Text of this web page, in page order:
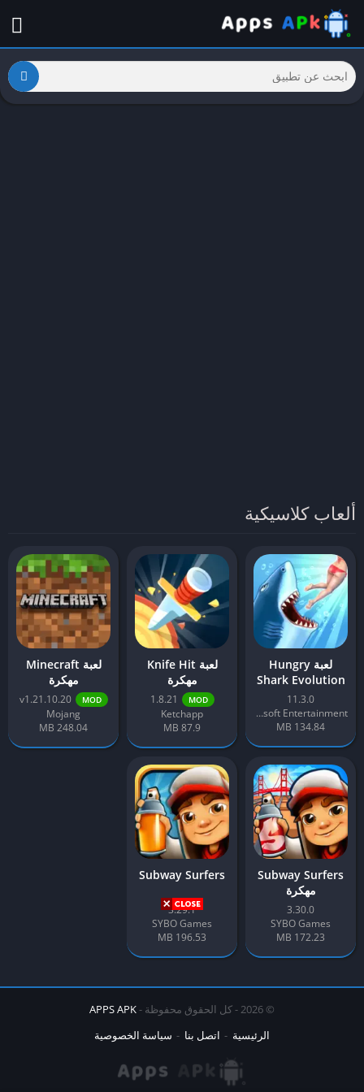
ألعاب كلاسيكية
لعبة Hungry
Shark Evolution
مهكرة
11.3.0
Ubisoft Entertainment
134.84 MB
لعبة Knife Hit
مهكرة
MOD
1.8.21
Ketchapp
87.9 MB
لعبة Minecraft
مهكرة
MOD
v1.21.10.20
Mojang
248.04 MB
Subway Surfers
مهكرة
3.30.0
SYBO Games
172.23 MB
Subway Surfers
3.29.1
SYBO Games
196.53 MB
© 2026 - كل الحقوق محفوظة -
APPS APK
الرئيسية
اتصل بنا سياسة الخصوصية